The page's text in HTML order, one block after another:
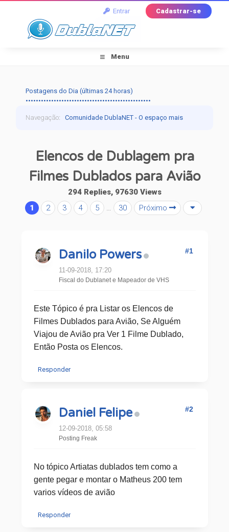
Entrar Cadastrar-se
Menu
Postagens do Dia (últimas 24 horas)
•••••••••••••••••••••••••••••••••••••••••••••••••
Navegação:Comunidade DublaNET - O espaço mais
Filmes Dublados para Avião
Elencos de Dublagem pra
Filmes Dublados para Avião
294 Replies, 97630 Views
1
2 3 4 5 … 30 Próximo
Danilo Powers
11-09-2018, 17:20
Fiscal do Dublanet e Mapeador de VHS
#1
Este Tópico é pra Listar os Elencos de
Filmes Dublados para Avião, Se Alguém
Viajou de Avião pra Ver 1 Filme Dublado,
Então Posta os Elencos.
Responder
Daniel Felipe
12-09-2018, 05:58
Posting Freak
#2
No tópico Artiatas dublados tem como a
gente pegar e montar o Matheus 200 tem
varios vídeos de avião
Responder